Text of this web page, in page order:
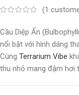
(1
Cầu Diệp Ẩn
nổi bật với hình dáng
Cùng Terrarium Vibe
thu nhỏ mang đậm hơi